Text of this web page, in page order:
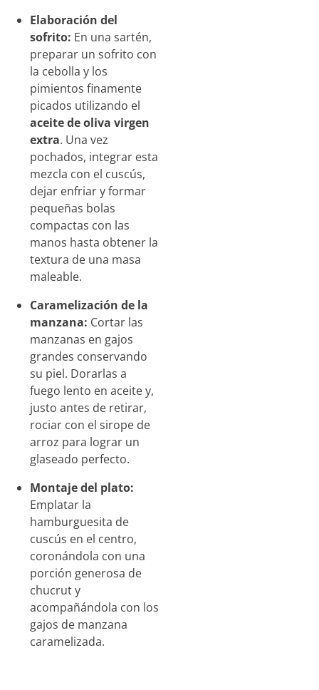
Elaboración del
sofrito: En una sartén,
preparar un sofrito con
la cebolla y los
pimientos finamente
picados utilizando el
aceite de oliva virgen
extra. Una vez
pochados, integrar esta
mezcla con el cuscús,
dejar enfriar y formar
pequeñas bolas
compactas con las
manos hasta obtener la
textura de una masa
maleable.
Caramelización de la
manzana: Cortar las
manzanas en gajos
grandes conservando
su piel. Dorarlas a
fuego lento en aceite y,
justo antes de retirar,
rociar con el sirope de
arroz para lograr un
glaseado perfecto.
Montaje del plato:
Emplatar la
hamburguesita de
cuscús en el centro,
coronándola con una
porción generosa de
chucrut y
acompañándola con los
gajos de manzana
caramelizada.